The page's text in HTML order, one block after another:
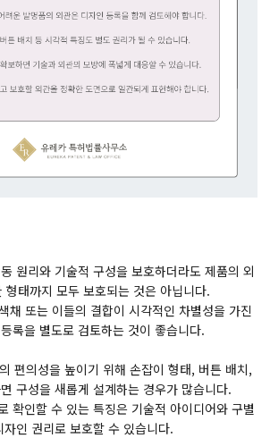
원리와 기술적 구성을 보호하더라도 제품의 외
형태까지 모두 보호되는 것은 아닙니다.
채 또는 이들의 결합이 시각적인 차별성을 가진
록을 별도로 검토하는 것이 좋습니다.
편의성을 높이기 위해 손잡이 형태, 버튼 배치,
구성을 새롭게 설계하는 경우가 많습니다.
확인할 수 있는 특징은 기술적 아이디어와 구별
자인 권리로 보호할 수 있습니다.